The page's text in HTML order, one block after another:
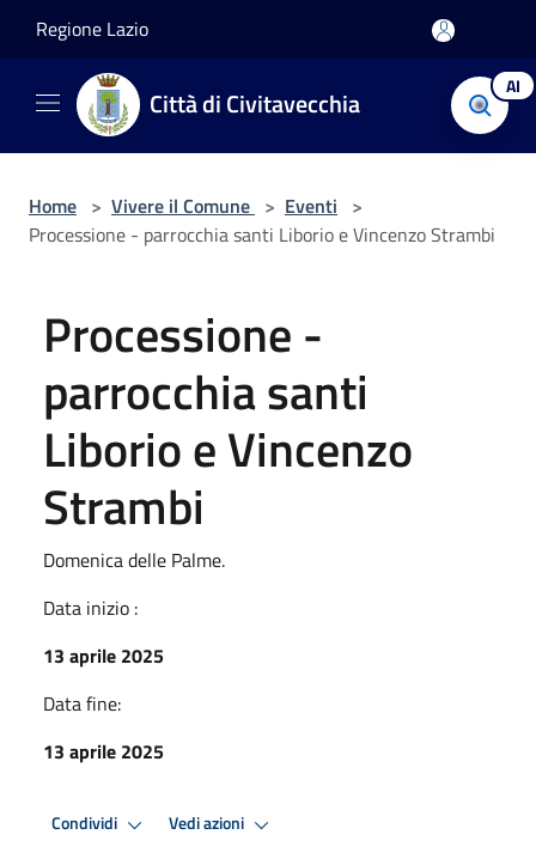
Regione Lazio
Città di Civitavecchia AI
Home > Vivere il Comune > Eventi >
Processione - parrocchia santi Liborio e Vincenzo Strambi
Processione -
parrocchia santi
Liborio e Vincenzo
Strambi
Domenica delle Palme.
Data inizio :
13 aprile 2025
Data fine:
13 aprile 2025
Condividi Vedi azioni